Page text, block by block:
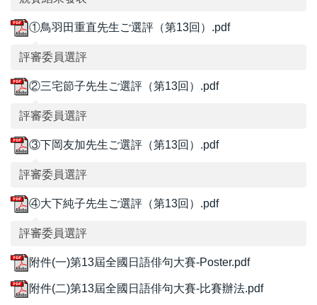
①鳥羽田重直先生ご選評（第13回）.pdf
評審委員選評
②三宅節子先生ご選評（第13回）.pdf
評審委員選評
③下岡友加先生ご選評（第13回）.pdf
評審委員選評
④大下純子先生ご選評（第13回）.pdf
評審委員選評
附件(一)第13屆全國日語俳句大賽-Poster.pdf
附件(二)第13屆全國日語俳句大賽-比賽辦法.pdf